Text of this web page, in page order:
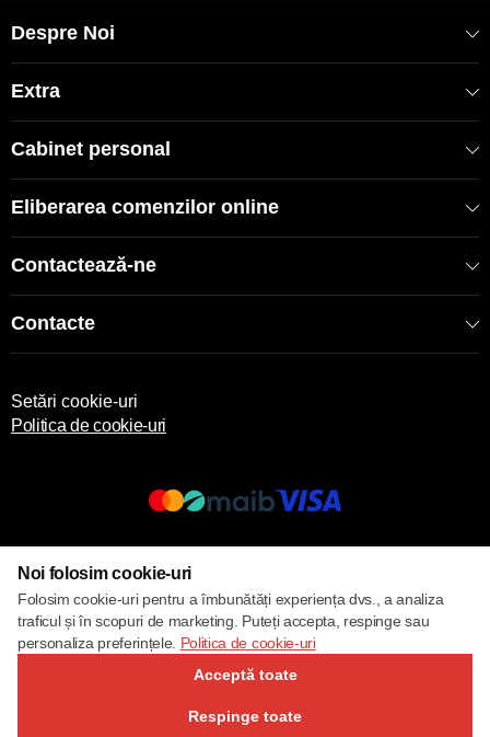
Despre Noi
Extra
Cabinet personal
Eliberarea comenzilor online
Contactează-ne
Contacte
Setări cookie-uri
Politica de cookie-uri
Noi folosim cookie-uri
Folosim cookie-uri pentru a îmbunătăți experiența dvs., a analiza
traficul și în scopuri de marketing. Puteți accepta, respinge sau
personaliza preferințele. Politica de cookie-uri
Acceptă toate
Respinge toate